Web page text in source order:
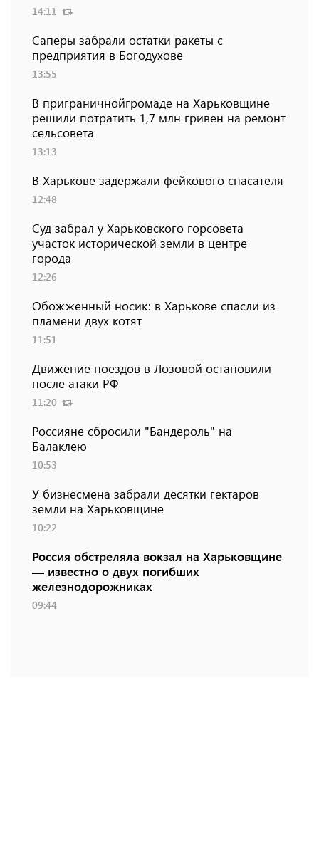
14:11
Саперы забрали остатки ракеты с
предприятия в Богодухове
13:55
В приграничнойгромаде на Харьковщине
решили потратить 1,7 млн ​​гривен на ремонт
сельсовета
13:13
В Харькове задержали фейкового спасателя
12:48
Суд забрал у Харьковского горсовета
участок исторической земли в центре
города
12:26
Обожженный носик: в Харькове спасли из
пламени двух котят
11:51
Движение поездов в Лозовой остановили
после атаки РФ
11:20
Россияне сбросили "Бандероль" на
Балаклею
10:53
У бизнесмена забрали десятки гектаров
земли на Харьковщине
10:22
Россия обстреляла вокзал на Харьковщине
— известно о двух погибших
железнодорожниках
09:44